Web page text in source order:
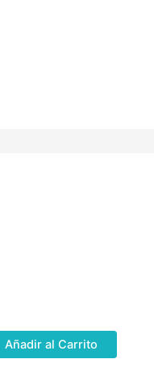
Añadir al Carrito